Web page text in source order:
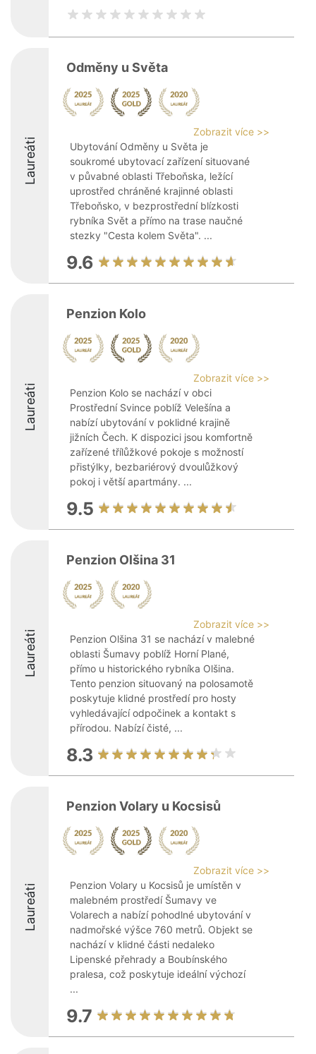
Laureáti
Odměny u Světa
Zobrazit více >>
Ubytování Odměny u Světa je
soukromé ubytovací zařízení situované
v půvabné oblasti Třeboňska, ležící
uprostřed chráněné krajinné oblasti
Třeboňsko, v bezprostřední blízkosti
rybníka Svět a přímo na trase naučné
stezky "Cesta kolem Světa". ...
9.6
Laureáti
Penzion Kolo
Zobrazit více >>
Penzion Kolo se nachází v obci
Prostřední Svince poblíž Velešína a
nabízí ubytování v poklidné krajině
jižních Čech. K dispozici jsou komfortně
zařízené třílůžkové pokoje s možností
přistýlky, bezbariérový dvoulůžkový
pokoj i větší apartmány. ...
9.5
Laureáti
Penzion Olšina 31
Zobrazit více >>
Penzion Olšina 31 se nachází v malebné
oblasti Šumavy poblíž Horní Plané,
přímo u historického rybníka Olšina.
Tento penzion situovaný na polosamotě
poskytuje klidné prostředí pro hosty
vyhledávající odpočinek a kontakt s
přírodou. Nabízí čisté, ...
8.3
Laureáti
Penzion Volary u Kocsisů
Zobrazit více >>
Penzion Volary u Kocsisů je umístěn v
malebném prostředí Šumavy ve
Volarech a nabízí pohodlné ubytování v
nadmořské výšce 760 metrů. Objekt se
nachází v klidné části nedaleko
Lipenské přehrady a Boubínského
pralesa, což poskytuje ideální výchozí
...
9.7